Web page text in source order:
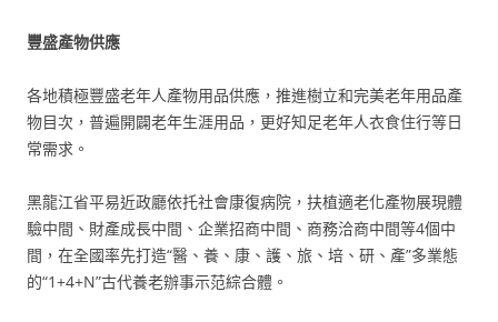
豐盛產物供應
各地積極豐盛老年人產物用品供應，推進樹立和完美老年用品產
物目次，普遍開闢老年生涯用品，更好知足老年人衣食住行等日
常需求。
黑龍江省平易近政廳依托社會康復病院，扶植適老化產物展現體
驗中間、財產成長中間、企業招商中間、商務洽商中間等4個中
間，在全國率先打造“醫、養、康、護、旅、培、研、產”多業態
的“1+4+N”古代養老辦事示范綜合體。